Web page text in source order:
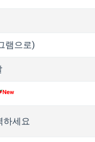
램으로)
하세요